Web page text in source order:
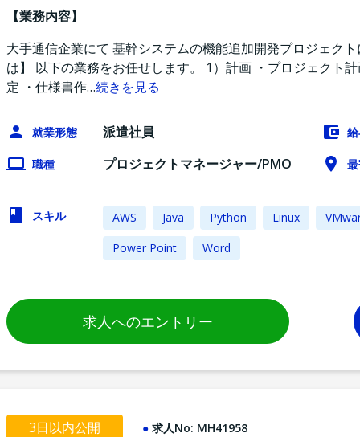
【業務内容】
大手通信企業にて 基幹システムの機能追加開発プロジェク
は】 以下の業務をお任せします。 1）計画 ・プロジェクト
定 ・仕様書作…続きを見る
就業形態 派遣社員
職種 プロジェクトマネージャー/PMO
スキル AWS Java Python Linux
Power Point
Word
求人へのエントリー
3日以内公開 求人No: MH41958